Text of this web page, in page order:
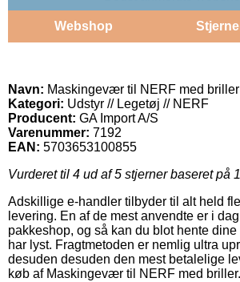
Webshop
Navn: Maskingevær til NERF med briller
Kategori: Udstyr // Legetøj // NERF
Producent: GA Import A/S
Varenummer: 7192
EAN: 5703653100855
Vurderet til 4 ud af 5 stjerner baseret på
Adskillige e-handler tilbyder til alt held
levering. En af de mest anvendte er i
pakkeshop, og så kan du blot hente dine
har lyst. Fragtmetoden er nemlig ultra
desuden desuden den mest betalelige
køb af Maskingevær til NERF med briller.